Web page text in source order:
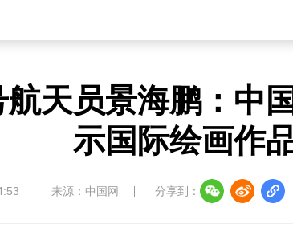
天员景海鹏：中
示国际绘画作
来源：中国网 分享到：